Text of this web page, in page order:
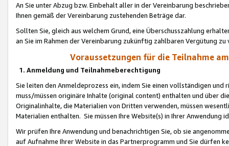
An Sie unter Abzug bzw. Einbehalt aller in der Vereinbarung
Ihnen gemäß der Vereinbarung zustehenden Beträge dar.
Sollten Sie, gleich aus welchem Grund, eine Überschusszahlung
an Sie im Rahmen der Vereinbarung zukünftig zahlbaren Vergütung zu
Voraussetzungen für die Teilnahme
1. Anmeldung und Teilnahmeberechtigung
Sie leiten den Anmeldeprozess ein, indem Sie einen vollständigen
muss/müssen originäre Inhalte (original content) enthalten und über
Originalinhalte, die Materialien von Dritten verwenden, müssen
Materialien enthalten. Sie müssen Ihre Website(s) in Ihrer Anwendung
Wir prüfen Ihre Anwendung und benachrichtigen Sie, ob sie
auf Aufnahme Ihrer Website in das Partnerprogramm und Sie dürfen